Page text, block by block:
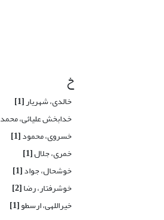
خ
خالدی، شهریار[1]
خدابخش علیائی، محمد
خسروی، محمود[1]
خمری، جلال[1]
خوشحال، جواد[1]
خوشرفتار، رضا[2]
خیراللهی، ارسطو[1]